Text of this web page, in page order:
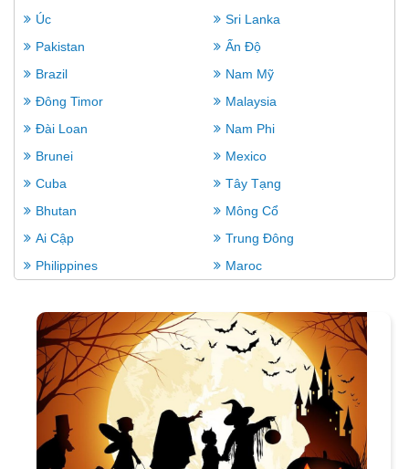
Úc
Sri Lanka
Pakistan
Ấn Độ
Brazil
Nam Mỹ
Đông Timor
Malaysia
Đài Loan
Nam Phi
Brunei
Mexico
Cuba
Tây Tạng
Bhutan
Mông Cổ
Ai Cập
Trung Đông
Philippines
Maroc